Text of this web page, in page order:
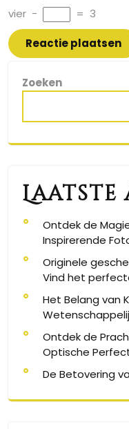
vier − = 3
Zoeken
Ontdek de
Inspirerende
Originele
Vind het
Het Belang van
Ontdek de
Optische
De Betovering